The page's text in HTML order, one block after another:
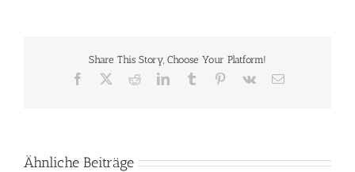
Share This Story, Choose Your Platform!
Facebook RedditLinkedInTumblr Pinterest
Vk
E-
Ähnliche Beiträge